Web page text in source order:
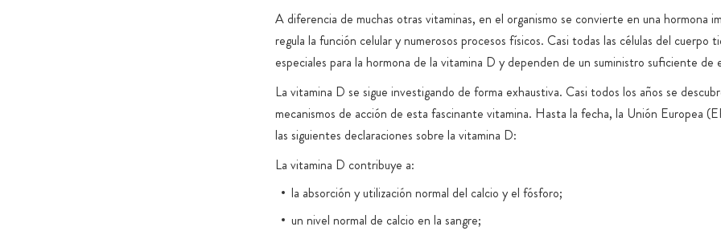
A diferencia de muchas otras vitaminas, en el organismo se convierte en una hormona
regula la función celular y numerosos procesos físicos. Casi todas las células del cuerpo
especiales para la hormona de la vitamina D y dependen de un suministro suficiente de
La vitamina D se sigue investigando de forma exhaustiva. Casi todos los años se
mecanismos de acción de esta fascinante vitamina. Hasta la fecha, la Unión Europea
las siguientes declaraciones sobre la vitamina D:
La vitamina D contribuye a:
la absorción y utilización normal del calcio y el fósforo;
un nivel normal de calcio en la sangre;